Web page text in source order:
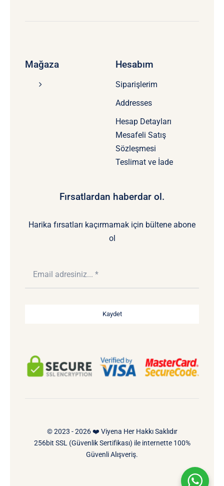
Mağaza Hesabım
Siparişlerim
Addresses
Hesap Detayları
Mesafeli Satış
Sözleşmesi
Teslimat ve İade
Fırsatlardan haberdar ol.
Harika fırsatları kaçırmamak için bültene abone
ol
Kaydet
© 2023 - 2026 ❤️ Viyena Her Hakkı Saklıdır
256bit SSL (Güvenlik Sertifikası) ile internette 100%
Güvenli Alışveriş.